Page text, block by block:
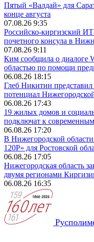
Пятый «Валдай» для
конце августа
07.08.26 9:35
Российско-киргизский
почетного консула в
07.08.26 9:11
Ким сообщила о диалоге
областью по помощи
06.08.26 18:15
Глеб Никитин
потенциал
06.08.26 17:43
19 жилых домов и
подключат к
06.08.26 17:20
В Нижегородской
120Р» для Ростовской
06.08.26 17:05
Нижегородская область
двумя регионами
06.08.26 16:35